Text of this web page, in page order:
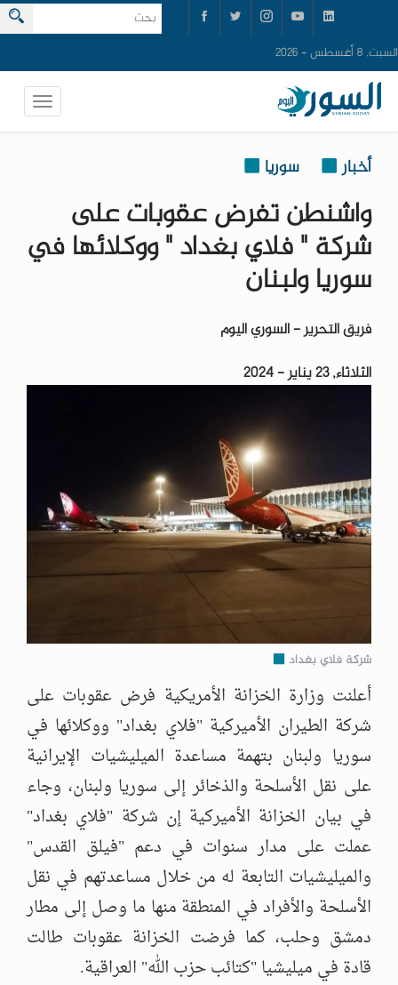
السبت, 8 أغسطس - 2026
أخبار سوريا
واشنطن تفرض عقوبات على
شركة " فلاي بغداد " ووكلائها في
سوريا ولبنان
فريق التحرير - السوري اليوم
الثلاثاء, 23 يناير - 2024
شركة فلاي بغداد
أعلنت وزارة الخزانة الأمريكية فرض عقوبات على
شركة الطيران الأميركية "فلاي بغداد" ووكلائها في
سوريا ولبنان بتهمة مساعدة الميليشيات الإيرانية
على نقل الأسلحة والذخائر إلى سوريا ولبنان، وجاء
في بيان الخزانة الأميركية إن شركة "فلاي بغداد"
عملت على مدار سنوات في دعم "فيلق القدس"
والميليشيات التابعة له من خلال مساعدتهم في نقل
الأسلحة والأفراد في المنطقة منها ما وصل إلى مطار
دمشق وحلب، كما فرضت الخزانة عقوبات طالت
قادة في ميليشيا "كتائب حزب الله" العراقية.